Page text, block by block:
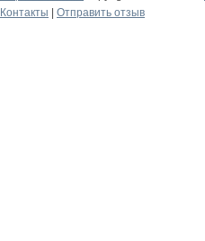
Контакты
Отправить отзыв